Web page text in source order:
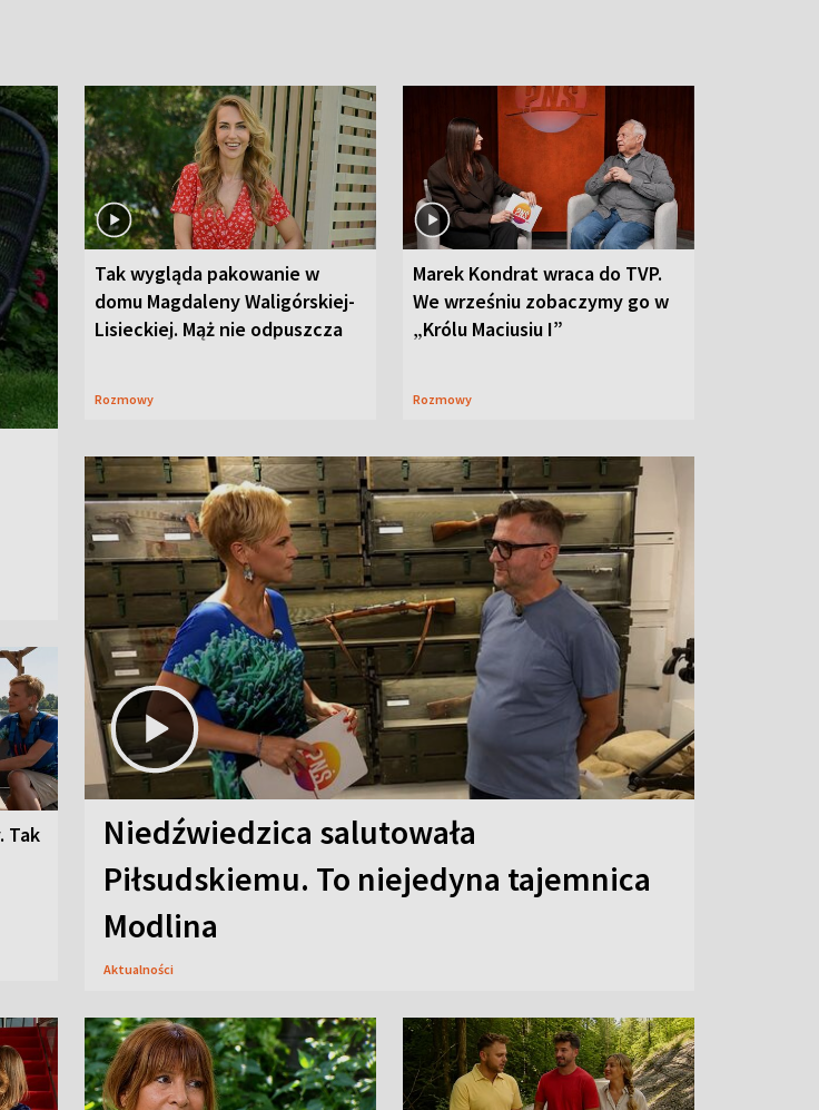
Tak wygląda pakowanie w
domu Magdaleny Waligórskiej-
Lisieckiej. Mąż nie odpuszcza
Rozmowy
Marek Kondrat wraca do TVP.
We wrześniu zobaczymy go w
„Królu Maciusiu I”
Rozmowy
Tak
Niedźwiedzica salutowała
Piłsudskiemu. To niejedyna tajemnica
Modlina
Aktualności